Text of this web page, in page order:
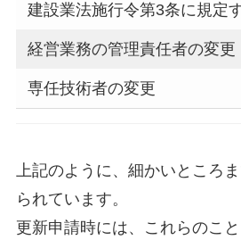
建設業法施行令第3条に規定
経営業務の管理責任者の変更
専任技術者の変更
上記のように、細かいところ
られています。
更新申請時には、これらのこ